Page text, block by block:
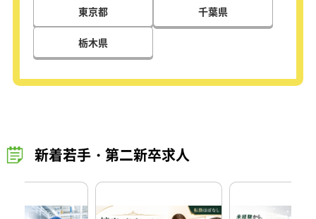
東京都 千葉県
栃木県
新着若手・第二新卒求人